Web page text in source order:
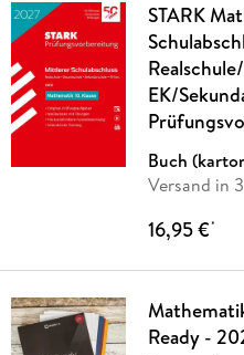
STARK
EK/
Buch
Versand in
16,95 €*
Ready -